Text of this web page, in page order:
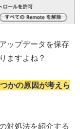
ップデータを保存
ますよね？
かの原因が考えら
対処法を紹介する